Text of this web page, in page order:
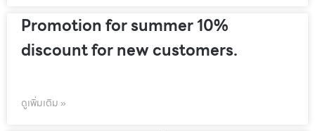
Promotion for summer 10%
discount for new customers.
ดูเพิ่มเติม »